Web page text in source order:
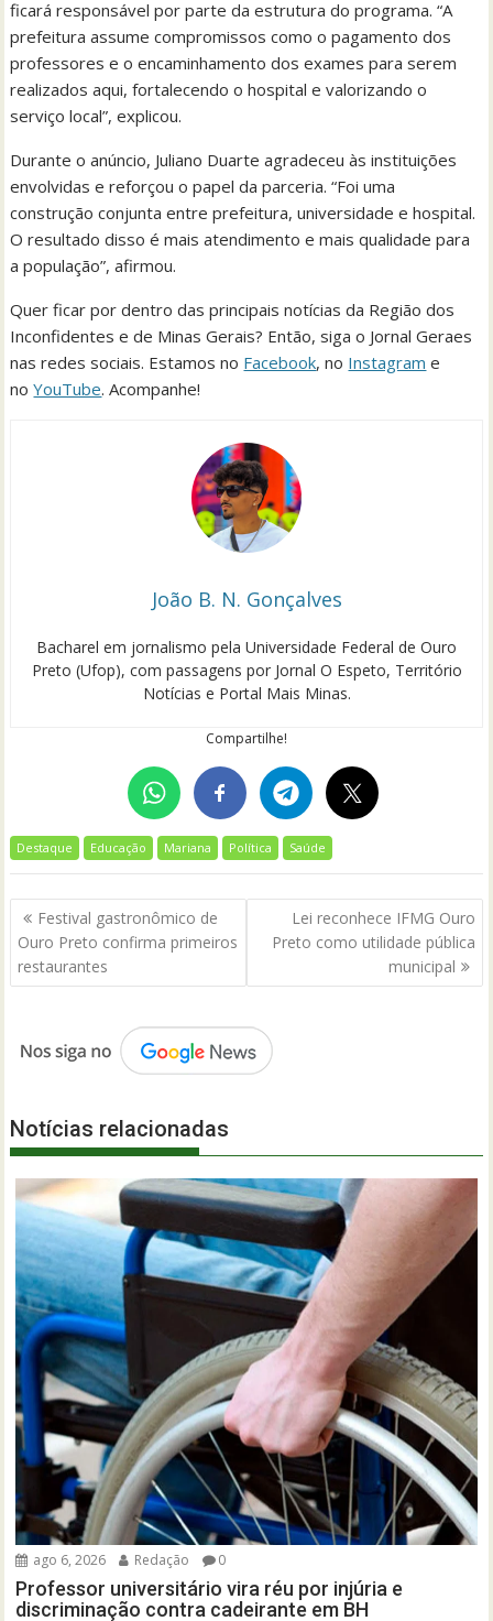
ficará responsável por parte da estrutura do programa. “A
prefeitura assume compromissos como o pagamento dos
professores e o encaminhamento dos exames para serem
realizados aqui, fortalecendo o hospital e valorizando o
serviço local”, explicou.
Durante o anúncio, Juliano Duarte agradeceu às instituições
envolvidas e reforçou o papel da parceria. “Foi uma
construção conjunta entre prefeitura, universidade e hospital.
O resultado disso é mais atendimento e mais qualidade para
a população”, afirmou.
Quer ficar por dentro das principais notícias da Região dos
Inconfidentes e de Minas Gerais? Então, siga o Jornal Geraes
nas redes sociais. Estamos no Facebook, no Instagram e
noYouTube. Acompanhe!
João B. N. Gonçalves
Bacharel em jornalismo pela Universidade Federal de Ouro
Preto (Ufop), com passagens por Jornal O Espeto, Território
Notícias e Portal Mais Minas.
Compartilhe!
Destaque Educação Mariana Política Saúde
Navegação
de
Post
Festival gastronômico de
Ouro Preto confirma primeiros
restaurantes
Lei reconhece IFMG Ouro
Preto como utilidade pública
municipal
Notícias relacionadas
ago 6, 2026 Redação 0
Professor universitário vira réu por injúria e
discriminação contra cadeirante em BH